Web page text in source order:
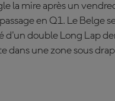
la mire après un
en Q1. Le Belge
d'un double Long Lap
dans une zone sous